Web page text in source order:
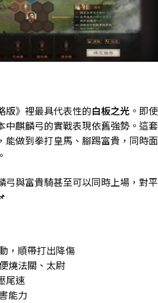
版》裡最具代表性的白板之光 。即使
中麒麟弓的實戰表現依舊強勢。這套
能做到拳打皇馬、腳踢富貴，同時面
弓與富貴騎甚至可以同時上場，對平
，順帶打出降傷
燒法關、太尉
尾速
能力